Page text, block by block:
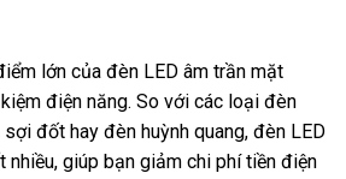
lớn của đèn LED âm trần mặt
điện năng. So với các loại đèn
đốt hay đèn huỳnh quang, đèn LED
nhiều, giúp bạn giảm chi phí tiền điện